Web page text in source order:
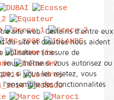
site web. Certains d’entre eux
du site et d’autres nous aident
utilisateur (mesure de
vous-même si vous autorisez ou
si vous les rejetez, vous
des fonctionnalités